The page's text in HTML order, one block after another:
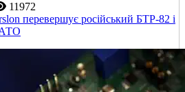
11972
перевершує російський БТР-82 і